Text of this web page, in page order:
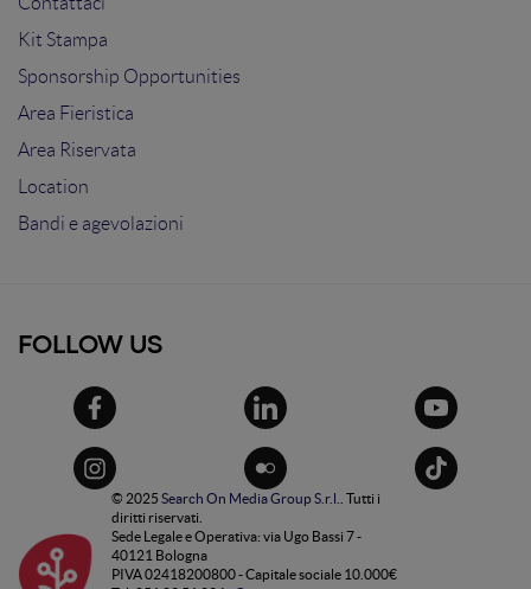
Kit Stampa
Sponsorship Opportunities
Area Fieristica
Area Riservata
Location
Bandi e agevolazioni
FOLLOW US
© 2025 Search On Media Group S.r.l.
. Tutti i
diritti riservati.
Sede Legale e Operativa: via Ugo Bassi 7 -
40121 Bologna
PIVA 02418200800 - Capitale sociale 10.000€